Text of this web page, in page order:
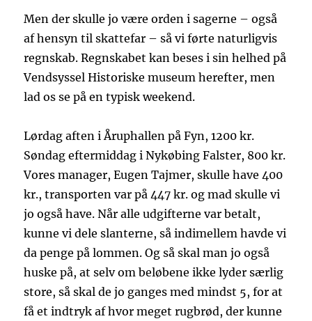
Men der skulle jo være orden i sagerne – også
af hensyn til skattefar – så vi førte naturligvis
regnskab. Regnskabet kan beses i sin helhed på
Vendsyssel Historiske museum herefter, men
lad os se på en typisk weekend.
Lørdag aften i Åruphallen på Fyn, 1200 kr.
Søndag eftermiddag i Nykøbing Falster, 800 kr.
Vores manager, Eugen Tajmer, skulle have 400
kr., transporten var på 447 kr. og mad skulle vi
jo også have. Når alle udgifterne var betalt,
kunne vi dele slanterne, så indimellem havde vi
da penge på lommen. Og så skal man jo også
huske på, at selv om beløbene ikke lyder særlig
store, så skal de jo ganges med mindst 5, for at
få et indtryk af hvor meget rugbrød, der kunne